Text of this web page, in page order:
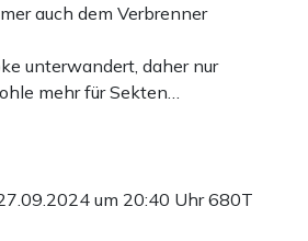
auch dem Verbrenner
unterwandert, daher nur
mehr für Sekten…
um 20:40 Uhr680T